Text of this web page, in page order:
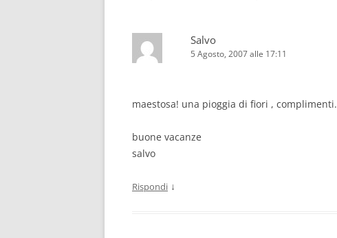
Salvo
5 Agosto, 2007 alle 17:11
maestosa! una pioggia di fiori , complimenti.
buone vacanze
salvo
Rispondi ↓